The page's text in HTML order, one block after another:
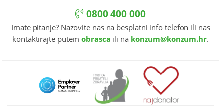
0800 400 000
Imate pitanje? Nazovite nas na besplatni info telefon ili nas
kontaktirajte putem obrasca ili na konzum@konzum.hr.